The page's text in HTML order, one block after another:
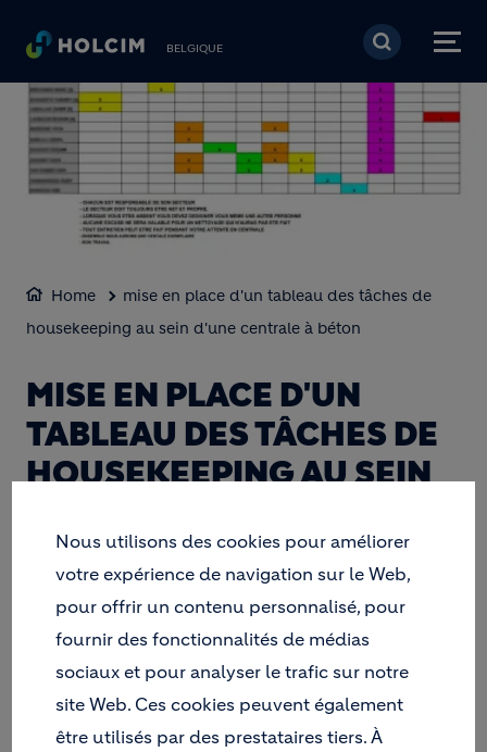
Aller au contenu
BELGIQUE
Home
​​mise en place d'un tableau des tâches de
housekeeping au sein d'une centrale à béton
​​MISE EN PLACE D'UN
TABLEAU DES TÂCHES DE
HOUSEKEEPING AU SEIN
Objectif : Un environnement de travail propre
l’environnement de travail plus agréable et le
climat de travail plus sain.
Nous utilisons des cookies pour améliorer
votre expérience de navigation sur le Web,
pour offrir un contenu personnalisé, pour
fournir des fonctionnalités de médias
sociaux et pour analyser le trafic sur notre
site Web. Ces cookies peuvent également
être utilisés par des prestataires tiers. À